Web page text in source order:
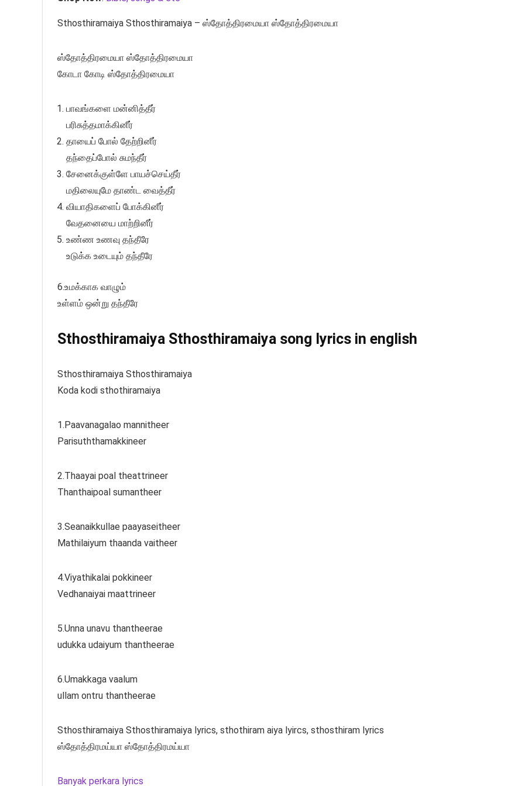
Sthosthiramaiya Sthosthiramaiya – ஸ்தோத்திரமையா ஸ்தோத்திரமையா
ஸ்தோத்திரமையா ஸ்தோத்திரமையா
கோடா கோடி ஸ்தோத்திரமையா
பாவங்களை மன்னித்தீர்
பரிசுத்தமாக்கினீர்
தாயைப் போல் தேற்றினீர்
தந்தைப்போல் சுமந்தீர்
சேனைக்குள்ளே பாயச்செய்தீர்
மதிலையுமே தாண்ட வைத்தீர்
வியாதிகளைப் போக்கினீர்
வேதனையை மாற்றினீர்
உண்ண உணவு தந்தீரே
உடுக்க உடையும் தந்தீரே
6.உமக்காக வாழும்
உள்ளம் ஒன்று தந்தீரே
Sthosthiramaiya Sthosthiramaiya song lyrics in english
Sthosthiramaiya Sthosthiramaiya
Koda kodi sthothiramaiya
1.Paavanagalao mannitheer
Parisuththamakkineer
2.Thaayai poal theattrineer
Thanthaipoal sumantheer
3.Seanaikkullae paayaseitheer
Mathilaiyum thaanda vaitheer
4.Viyathikalai pokkineer
Vedhanaiyai maattrineer
5.Unna unavu thantheerae
udukka udaiyum thantheerae
6.Umakkaga vaalum
ullam ontru thantheerae
Sthosthiramaiya Sthosthiramaiya lyrics, sthothiram aiya lyircs, sthosthiram lyrics
ஸ்தோத்திரமய்யா ஸ்தோத்திரமய்யா
Banyak perkara lyrics